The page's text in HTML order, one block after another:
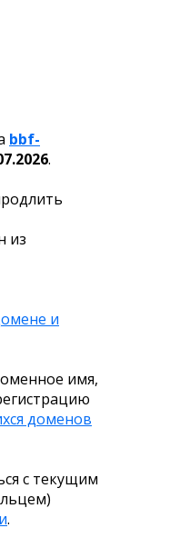
bbf-
.
из
и
имя,
доменов
с текущим
.